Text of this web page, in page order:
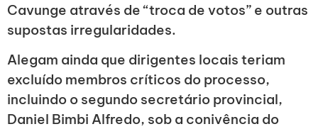
Cavunge através de “troca de votos” e outras
supostas irregularidades.
Alegam ainda que dirigentes locais teriam
excluído membros críticos do processo,
incluindo o segundo secretário provincial,
Daniel Bimbi Alfredo, sob a conivência do